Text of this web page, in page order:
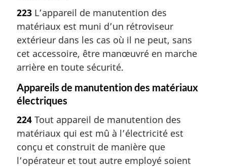
223 L’appareil de manutention des
matériaux est muni d’un rétroviseur
extérieur dans les cas où il ne peut, sans
cet accessoire, être manœuvré en marche
arrière en toute sécurité.
Appareils de manutention des matériaux
électriques
224 Tout appareil de manutention des
matériaux qui est mû à l’électricité est
conçu et construit de manière que
l’opérateur et tout autre employé soient